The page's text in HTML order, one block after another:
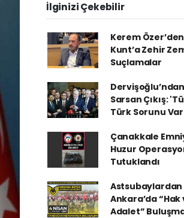
İlginizi Çekebilir
Kerem
Kunt’a Zehir
Suçlamalar
Sarsan Çıkış:
Türk Sorunu
Çanakkale
Huzur
Tutuklandı
Astsubaylardan
Ankara’da “Hak
Adalet”